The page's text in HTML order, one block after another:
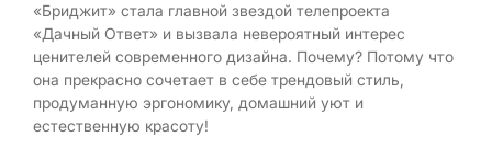
«Бриджит» стала главной звездой телепроекта
«Дачный Ответ» и вызвала невероятный интерес
ценителей современного дизайна. Почему? Потому что
она прекрасно сочетает в себе трендовый стиль,
продуманную эргономику, домашний уют и
естественную красоту!